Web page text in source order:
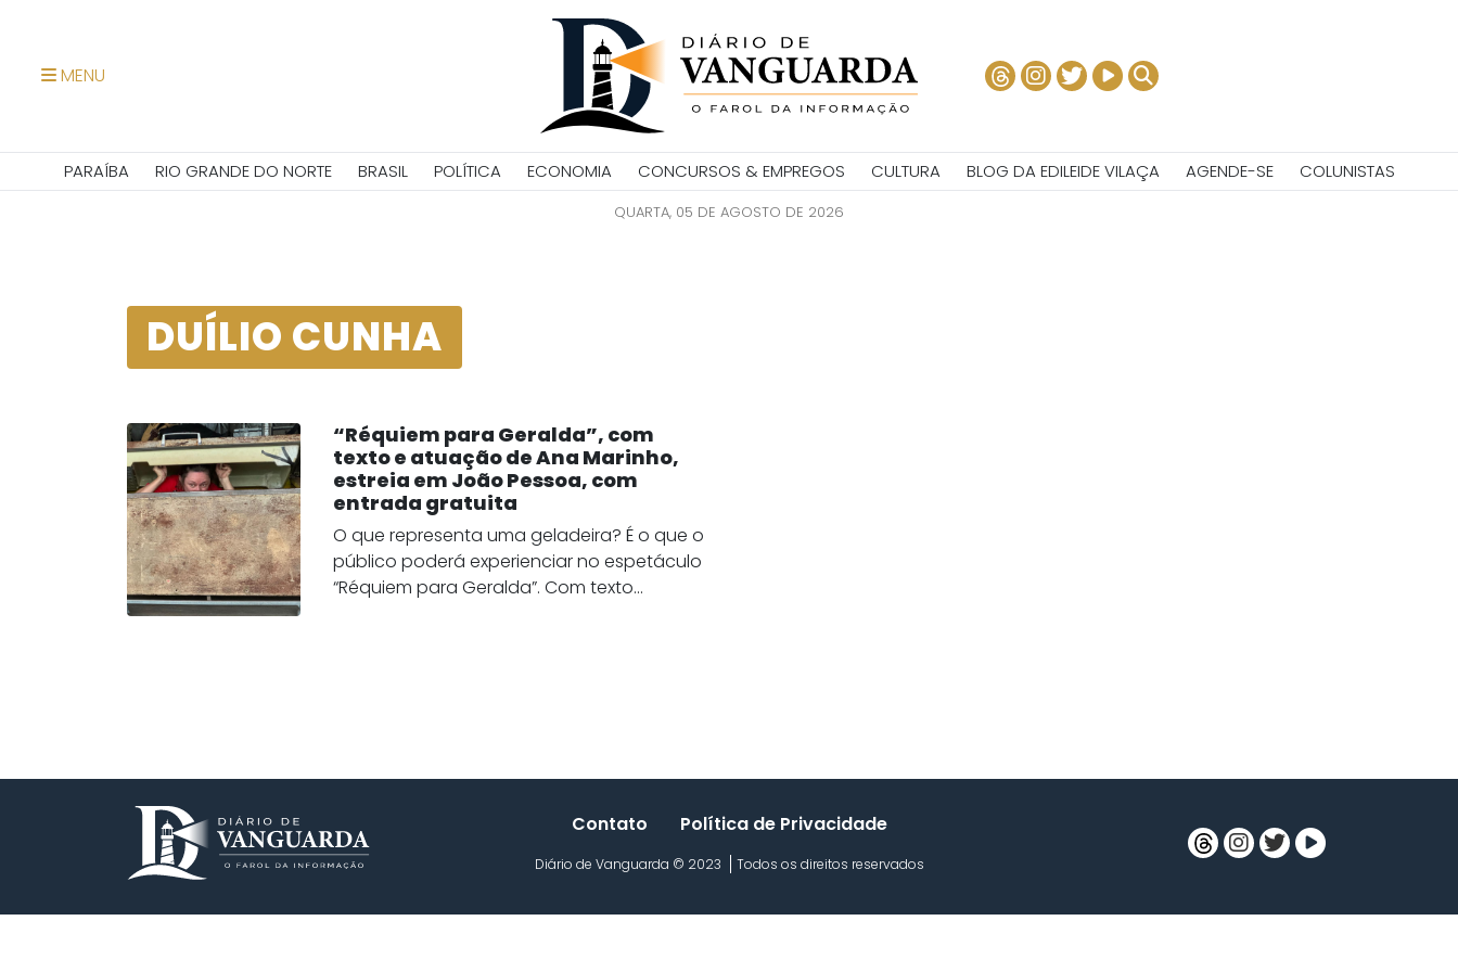
MENU
PARAÍBA RIO GRANDE DO NORTE BRASIL POLÍTICA ECONOMIA CONCURSOS & EMPREGOS CULTURA BLOG DA EDILEIDE VILAÇA AGENDE-SE COLUNISTAS
QUARTA, 05 DE AGOSTO DE 2026
DUÍLIO CUNHA
“Réquiem para Geralda”, com
texto e atuação de Ana Marinho,
estreia em João Pessoa, com
entrada gratuita
O que representa uma geladeira? É o que o
público poderá experienciar no espetáculo
“Réquiem para Geralda”. Com texto...
Contato Política de Privacidade
Diário de Vanguarda © 2023 Todos os direitos reservados